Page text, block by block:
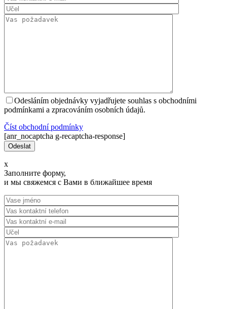
Odesláním objednávky vyjadřujete souhlas s obchodními
podmínkami a zpracováním osobních údajů.
Číst оbchodní podmínky
[anr_nocaptcha g-recaptcha-response]
x
Заполните форму,
и мы свяжемся с Вами в ближайшее время